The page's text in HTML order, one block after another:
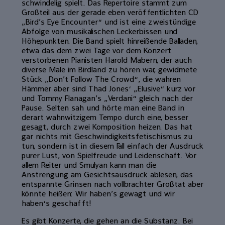
schwindelig spielt. Das Repertoire stammt zum
Großteil aus der gerade eben veröffentlichten CD
„Bird’s Eye Encounter“ und ist eine zweistündige
Abfolge von musikalischen Leckerbissen und
Höhepunkten. Die Band spielt hinreißende Balladen,
etwa das dem zwei Tage vor dem Konzert
verstorbenen Pianisten Harold Mabern, der auch
diverse Male im Birdland zu hören war, gewidmete
Stück „Don’t Follow The Crowd“, die wahren
Hämmer aber sind Thad Jones‘ „Elusive“ kurz vor
und Tommy Flanagan’s „Verdani“ gleich nach der
Pause. Selten sah und hörte man eine Band in
derart wahnwitzigem Tempo durch eine, besser
gesagt, durch zwei Komposition heizen. Das hat
gar nichts mit Geschwindigkeitsfetischismus zu
tun, sondern ist in diesem Fall einfach der Ausdruck
purer Lust, von Spielfreude und Leidenschaft. Vor
allem Reiter und Smulyan kann man die
Anstrengung am Gesichtsausdruck ablesen, das
entspannte Grinsen nach vollbrachter Großtat aber
könnte heißen: Wir haben’s gewagt und wir
haben‘s geschafft!
Es gibt Konzerte, die gehen an die Substanz. Bei